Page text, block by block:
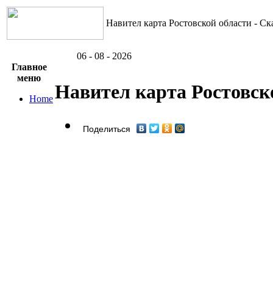
Навител карта Ростовской области -
06 - 08 - 2026
Главное
меню
HomeНавител карта
Поделиться